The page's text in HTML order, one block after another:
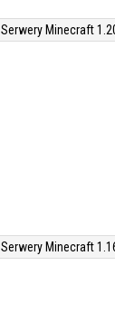
Serwery Minecraft
Serwery Minecraft